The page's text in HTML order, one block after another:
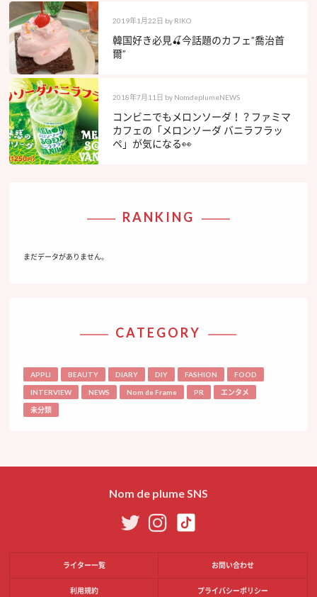
2019年1月22日 by RIKO
韓国好き必見🍒今話題のカフェ”喬治首
爾”
2018年7月11日 by NomdeplumeNEWS
コンビニでもメロンソーダ！？ファミマ
カフェの「メロンソーダ バニラフラッ
ペ」が気になる👀
RANKING
まだデータがありません。
CATEGORY
APPLI BEAUTY DIARY DIY FASHION FOOD
INTERVIEW NEWS Nom de Frame PR エンタメ
未分類
Nom de plume SNS
ライター一覧 お問い合わせ
利用規約 プライバシーポリシー